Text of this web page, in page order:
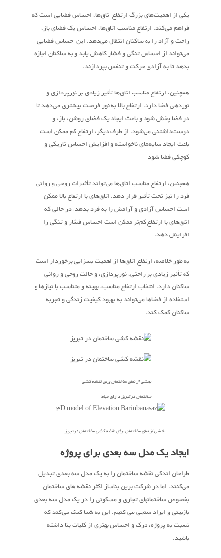
یکی از اهمیت‌های بزرگ ارتفاع اتاق‌ها، احساس فضایی است که
فراهم می‌کند. ارتفاع مناسب اتاق‌ها، احساس یک فضای باز،
راحت و آزاد را به ساکنان انتقال می‌دهد. این احساس فضایی
می‌تواند از احساس تنگی و فشار کاهش یابد و به ساکنان اجازه
بدهد تا به آزادی حرکت و تنفس بپردازند.
همچنین، ارتفاع مناسب اتاق‌ها تأثیر زیادی بر نورپردازی و
نوردهی فضا دارد. ارتفاع بالا به نور فرصت بیشتری می‌دهد تا
در فضا پخش شود و باعث ایجاد یک فضای روشن، باز، و
دوست‌داشتنی می‌شود. از طرف دیگر، ارتفاع کم ممکن است
باعث ایجاد سایه‌های ناخواسته و افزایش احساس تاریکی و
کوچکی فضا شود.
همچنین، ارتفاع مناسب اتاق‌ها می‌تواند تأثیرات روحی و روانی
فرد را نیز تحت تأثیر قرار دهد. اتاق‌های با ارتفاع بالا ممکن
است احساس آزادی و آرامش را به فرد بدهد، در حالی که
اتاق‌های با ارتفاع کم‌تر ممکن است احساس فشار و تنگی را
افزایش دهد.
به طور خلاصه، ارتفاع اتاق‌ها از اهمیت بسزایی برخوردار است
که تأثیر زیادی بر راحتی، نورپردازی، و حالت روحی و روانی
ساکنان دارد. انتخاب ارتفاع مناسب، بهینه و متناسب با نیازها و
استفاده از فضاها می‌تواند به بهبود کیفیت زندگی و تجربه
ساکنان کمک کند.
بخشی از نمای ساختمان برای نقشه کشی
ساختمان در تبریز دارای حیاط
بخشی از نمای ساختمان برای نقشه کشی ساختمان در تبریز
ایجاد یک مدل سه بعدی برای پروژه
طراحان اندکی نقشه ساختمان را به یک مدل سه بعدی تبدیل
می‌کنند. اما در شرکت برین بناساز اکثر نقشه های ساختمان
بخصوص ساختمانهای تجاری و مسکونی را در یک مدل سه بعدی
بازبینی و ایراد سنجی می کنیم. این به شما کمک می‌کند که
نسبت به پروژه، درک و احساس بهتری از کلیات بنا داشته
باشید.